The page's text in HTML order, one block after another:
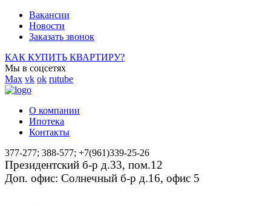
Вакансии
Новости
Заказать звонок
КАК КУПИТЬ КВАРТИРУ?
Мы в соцсетях
Max vk ok rutube
О компании
Ипотека
Контакты
377-277; 388-577; +7(961)339-25-26
Президентский б-р д.33, пом.12
Доп. офис: Солнечный б-р д.16, офис 5